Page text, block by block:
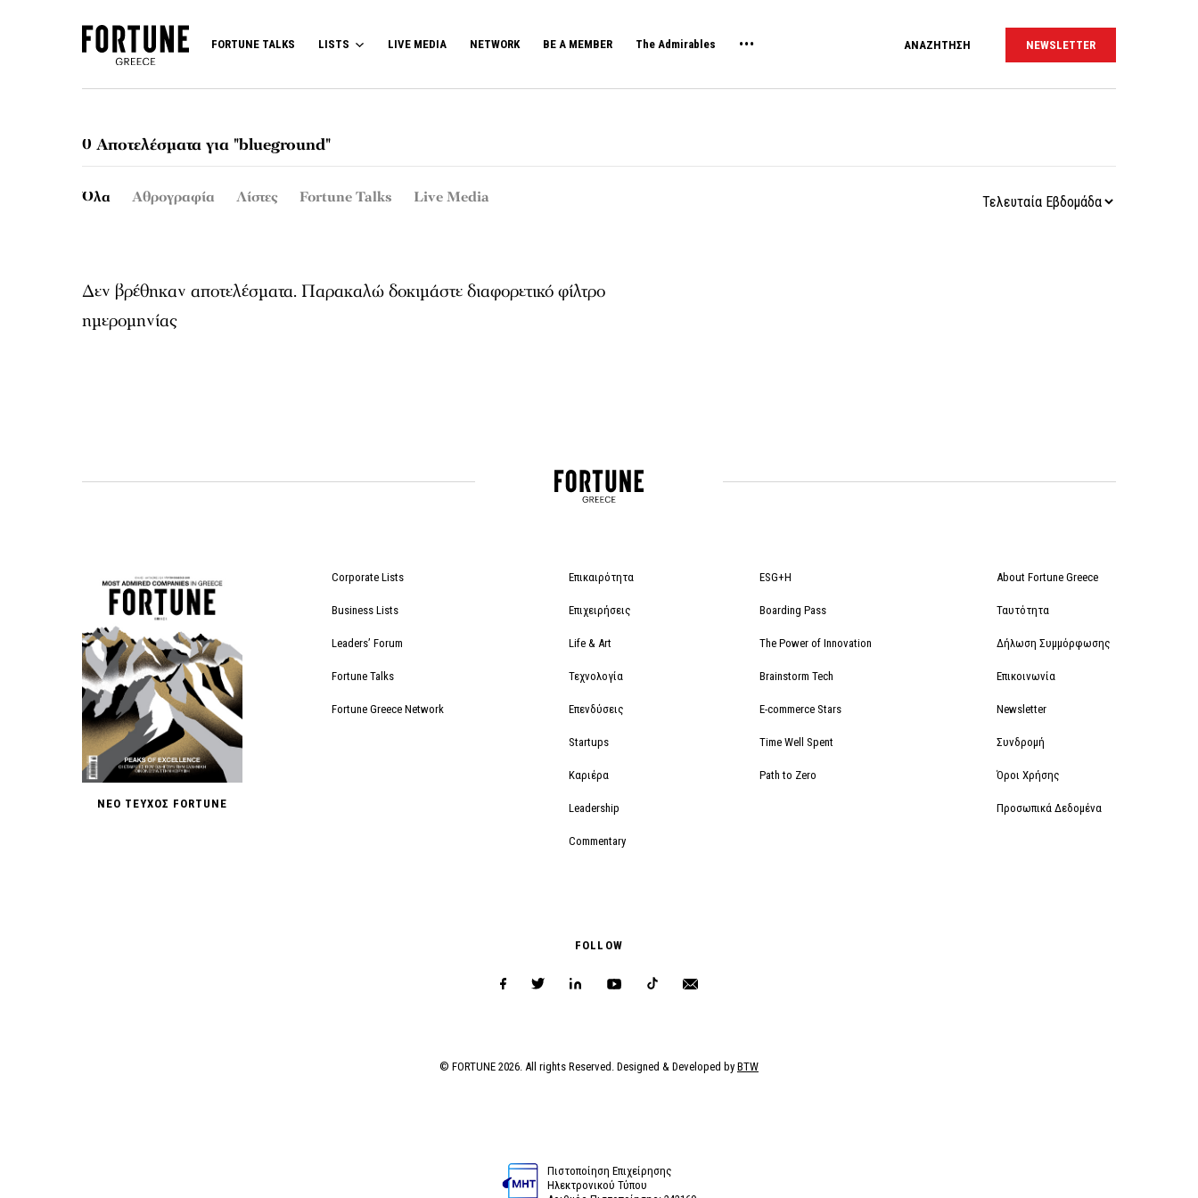
FORTUNE TALKS LISTS LIVE MEDIA NETWORK BE A MEMBER The Admirables ΑΝΑΖΗΤΗΣΗ NEWSLETTER
0 Αποτελέσματα για "blueground"
Όλα Αθρογραφία Λίστες Fortune Talks Live Media
Δεν βρέθηκαν αποτελέσματα. Παρακαλώ δοκιμάστε διαφορετικό φίλτρο
ημερομηνίας
ΝΕΟ ΤΕΥΧΟΣ FORTUNE
Corporate Lists
Business Lists
Leaders’ Forum
Fortune Talks
Fortune Greece Network
Επικαιρότητα
Επιχειρήσεις
Life & Art
Τεχνολογία
Επενδύσεις
Startups
Καριέρα
Leadership
Commentary
ESG+H
Boarding Pass
The Power of Innovation
Brainstorm Tech
E-commerce Stars
Time Well Spent
Path to Zero
About Fortune Greece
Ταυτότητα
Δήλωση Συμμόρφωσης
Επικοινωνία
Newsletter
Συνδρομή
Όροι Χρήσης
Προσωπικά Δεδομένα
FOLLOW
© FORTUNE 2026. All rights Reserved. Designed & Developed by BTW
Πιστοποίηση Επιχείρησης
Ηλεκτρονικού Τύπου